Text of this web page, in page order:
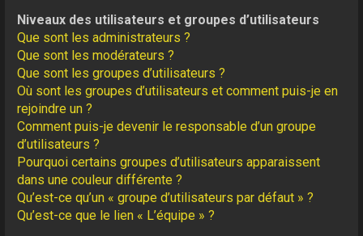
Niveaux des utilisateurs et groupes d’utilisateurs
Que sont les administrateurs ?
Que sont les modérateurs ?
Que sont les groupes d’utilisateurs ?
Où sont les groupes d’utilisateurs et comment puis-je en
rejoindre un ?
Comment puis-je devenir le responsable d’un groupe
d’utilisateurs ?
Pourquoi certains groupes d’utilisateurs apparaissent
dans une couleur différente ?
Qu’est-ce qu’un « groupe d’utilisateurs par défaut » ?
Qu’est-ce que le lien « L’équipe » ?